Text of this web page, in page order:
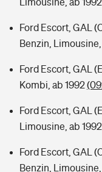
Ford Escort, GAL
Benzin, Limousine,
Ford Escort, GAL
Kombi, ab 1992
Ford Escort, GAL
Limousine, ab 1992
Ford Escort, GAL
Benzin, Limousine,